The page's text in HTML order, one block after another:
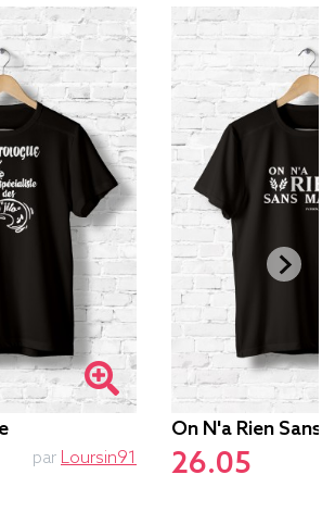
par Loursin91
On N'a Rien Sans
26.05